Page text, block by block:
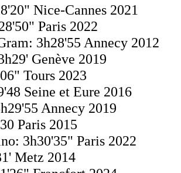
Nice-Cannes 2021
Paris 2022
3h28'55 Annecy 2012
Genève 2019
Tours 2023
Seine et Eure 2016
Annecy 2019
Paris 2015
3h30'35" Paris 2022
Metz 2014